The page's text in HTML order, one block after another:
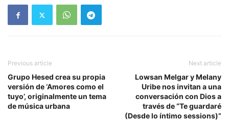
Previous article
Grupo Hesed crea su propia
versión de ‘Amores como el
tuyo’, originalmente un tema
de música urbana
Next article
Lowsan Melgar y Melany
Uribe nos invitan a una
conversación con Dios a
través de “Te guardaré
(Desde lo íntimo sessions)”